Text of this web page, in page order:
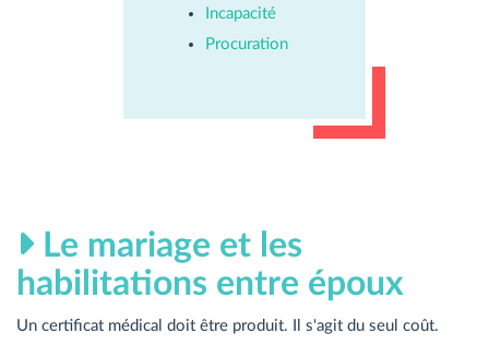
Incapacité
Procuration
Le mariage et les
habilitations entre époux
Un certificat médical doit être produit. Il s'agit du seul coût.